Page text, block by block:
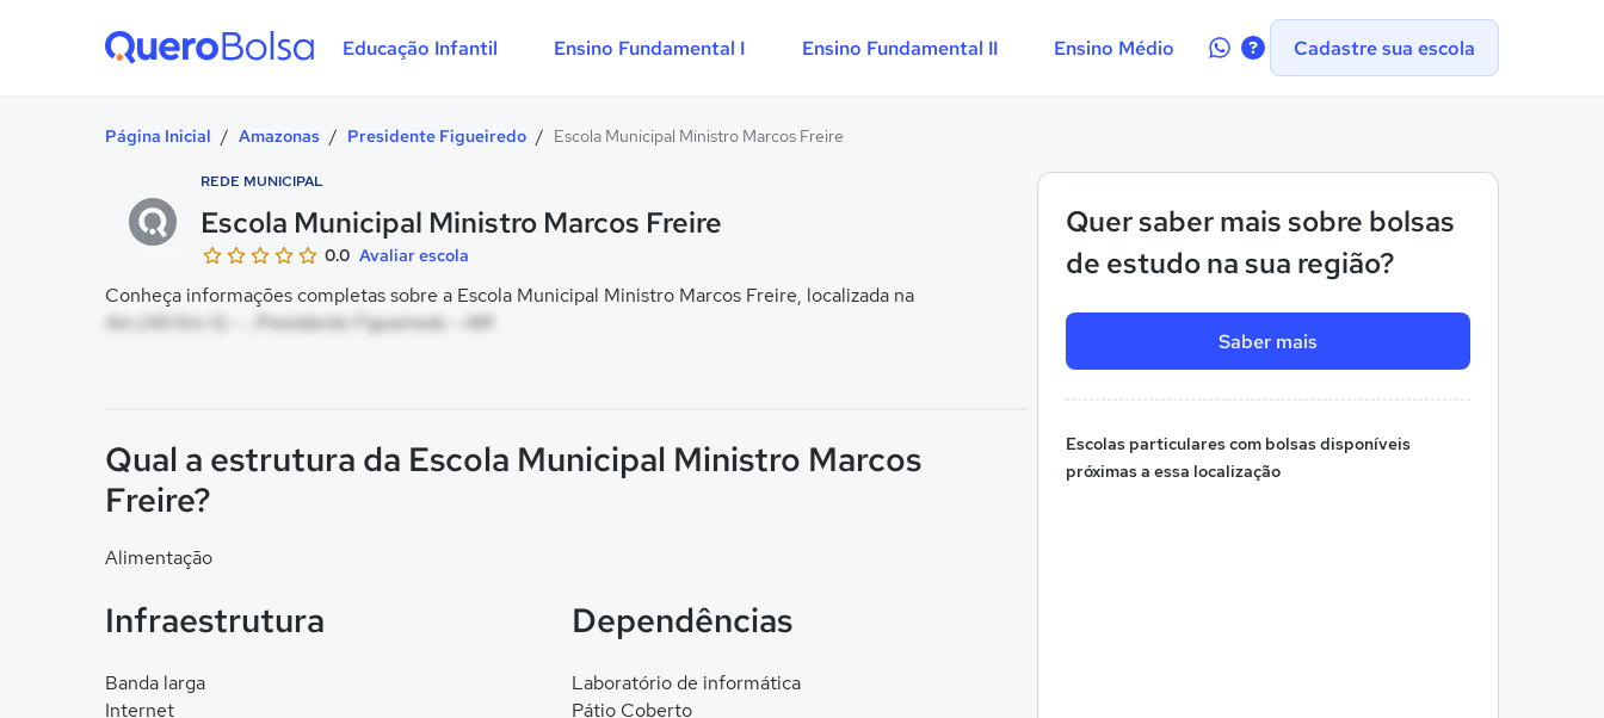
Educação Infantil Ensino Fundamental I Ensino Fundamental II Ensino Médio
Contate-Cadastre sua escola
Página Inicial / Amazonas / Presidente Figueiredo / Escola Municipal Ministro Marcos Freire
REDE MUNICIPAL
Escola Municipal Ministro Marcos Freire
0.0 Avaliar escola
Conheça informações completas sobre a Escola Municipal Ministro Marcos Freire, localizada na
Am 240 Km 13, - , Presidente Figueiredo - AM
Quer saber mais sobre bolsas
de estudo na sua região?
Saber mais
Escolas particulares com bolsas disponíveis
próximas a essa localização
Qual a estrutura da Escola Municipal Ministro Marcos
Freire?
Alimentação
Infraestrutura
Banda larga
Internet
Dependências
Laboratório de informática
Pátio Coberto